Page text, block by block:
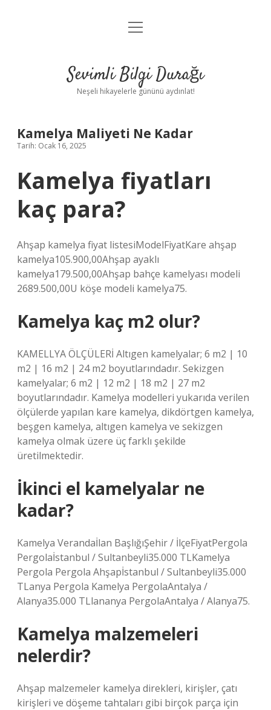
Anasayfa
Yasal Uyarı
menüyü
Sevimli Bilgi Durağı
Neşeli hikayelerle gününü aydınlat!
Kamelya Maliyeti Ne Kadar
Tarih: Ocak 16, 2025
Kamelya fiyatları
kaç para?
Ahşap kamelya fiyat listesiModelFiyatKare ahşap
kamelya105.900,00Ahşap ayaklı
kamelya179.500,00Ahşap bahçe kamelyası modeli
2689.500,00U köşe modeli kamelya75.
Kamelya kaç m2 olur?
KAMELLYA ÖLÇÜLERİ Altıgen kamelyalar; 6 m2 | 10
m2 | 16 m2 | 24 m2 boyutlarındadır. Sekizgen
kamelyalar; 6 m2 | 12 m2 | 18 m2 | 27 m2
boyutlarındadır. Kamelya modelleri yukarıda verilen
ölçülerde yapılan kare kamelya, dikdörtgen kamelya,
beşgen kamelya, altıgen kamelya ve sekizgen
kamelya olmak üzere üç farklı şekilde
üretilmektedir.
İkinci el kamelyalar ne
kadar?
Kamelya Verandaİlan BaşlığıŞehir / İlçeFiyatPergola
Pergolaİstanbul / Sultanbeyli35.000 TLKamelya
Pergola Pergola Ahşapİstanbul / Sultanbeyli35.000
TLanya Pergola Kamelya PergolaAntalya /
Alanya35.000 TLlananya PergolaAntalya / Alanya75.
Kamelya malzemeleri
nelerdir?
Ahşap malzemeler kamelya direkleri, kirişler, çatı
kirişleri ve döşeme tahtaları gibi birçok parça için